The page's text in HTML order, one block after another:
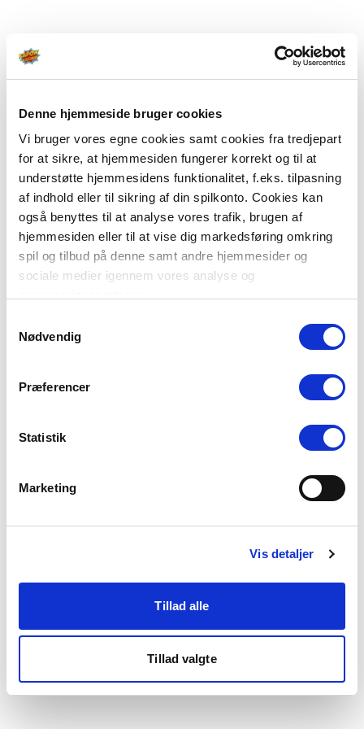
Denne hjemmeside bruger cookies
Vi bruger vores egne cookies samt cookies fra tredjepart
for at sikre, at hjemmesiden fungerer korrekt og til at
understøtte hjemmesidens funktionalitet, f.eks. tilpasning
af indhold eller til sikring af din spilkonto. Cookies kan
også benyttes til at analyse vores trafik, brugen af
hjemmesiden eller til at vise dig markedsføring omkring
spil og tilbud på denne samt andre hjemmesider og
sociale medier igennem vores analyse og
Du kan læse mere om vores brug af cookies under
"Detaljer" eller ved at klikke videre til vores Cookiepolitik,
Nødvendig
Præferencer
Statistik
Marketing
Vis detaljer
Tillad alle
Tillad valgte